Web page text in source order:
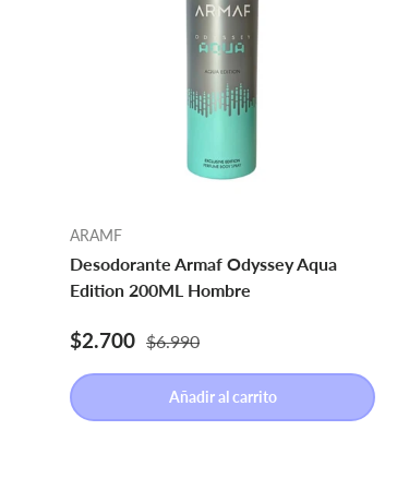
ARAMF
Desodorante Armaf Odyssey Aqua
Edition 200ML Hombre
Precio de venta
$2.700 Precio normal
$6.990
Añadir al carrito